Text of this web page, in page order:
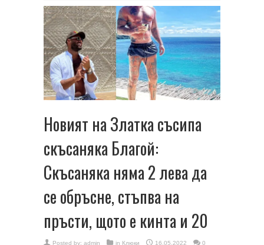
Новият на Златка съсипа
скъсаняка Благой:
Скъсаняка няма 2 лева да
се обръсне, стъпва на
пръсти, щото е кинта и 20
Posted by: admin in Клюки 16.05.2022
0